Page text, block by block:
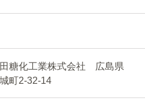
糖化工業株式会社 広島県
町2-32-14